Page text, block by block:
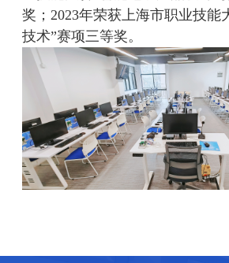
奖；2023年荣获上海市职业技能
技术”赛项三等奖。